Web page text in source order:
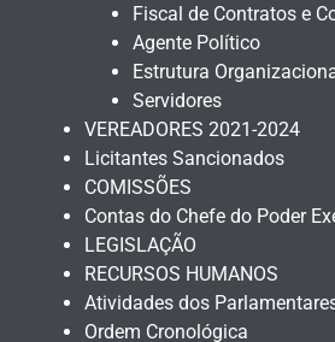
Fiscal de Contratos e
Agente Político
Estrutura
Servidores
VEREADORES 2021-2024
Licitantes Sancionados
COMISSÕES
Contas do Chefe do Poder
LEGISLAÇÃO
RECURSOS HUMANOS
Atividades dos
Ordem Cronológica